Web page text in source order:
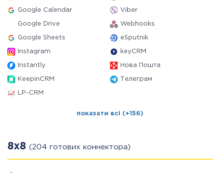
Google Calendar Viber
Google Drive Webhooks
Google Sheets eSputnik
Instagram keyCRM
Instantly Нова Пошта
KeepinCRM Телеграм
LP-CRM
показати всі (+156)
8x8 (204 готових коннектора)